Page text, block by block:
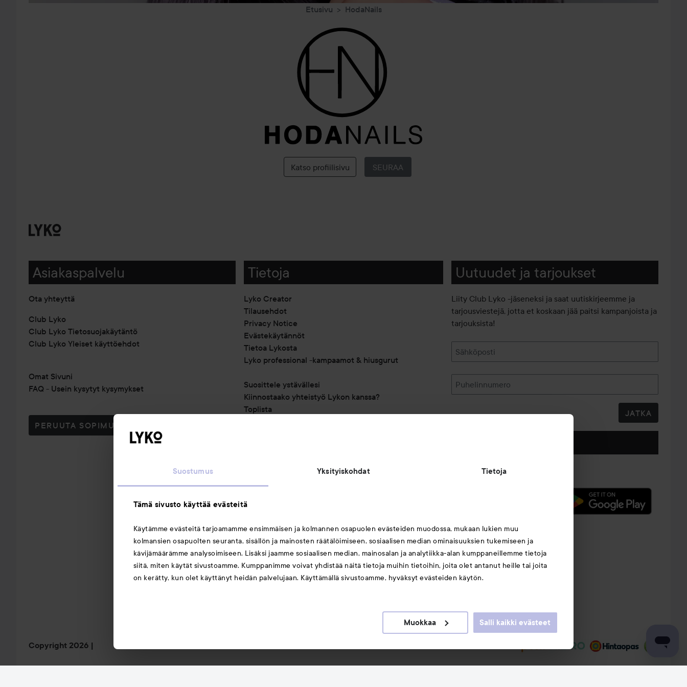
Suostumus Yksityiskohdat Tietoja
Tämä sivusto käyttää evästeitä
Käytämme evästeitä tarjoamamme ensimmäisen ja kolmannen osapuolen evästeiden muodossa, mukaan lukien muu
kolmansien osapuolten seuranta, sisällön ja mainosten räätälöimiseen, sosiaalisen median ominaisuuksien tukemiseen ja
kävijämäärämme analysoimiseen. Lisäksi jaamme sosiaalisen median, mainosalan ja analytiikka-alan kumppaneillemme tietoja
siitä, miten käytät sivustoamme. Kumppanimme voivat yhdistää näitä tietoja muihin tietoihin, joita olet antanut heille tai joita
on kerätty, kun olet käyttänyt heidän palvelujaan. Käyttämällä sivustoamme, hyväksyt evästeiden käytön.
Muokkaa Salli kaikki evästeet
Etusivu HodaNails
HodaNails
Katso profiilisivu SEURAA
Asiakaspalvelu
Ota yhteyttä
Club Lyko
Club Lyko Tietosuojakäytäntö
Club Lyko Yleiset käyttöehdot
Omat Sivuni
FAQ - Usein kysytyt kysymykset
PERUUTA SOPIMUS TÄSTÄ
Tietoja
Lyko Creator
Tilausehdot
Privacy Notice
Evästekäytännöt
Tietoa Lykosta
Lyko professional -kampaamot & hiusgurut
Suosittele ystävällesi
Kiinnostaako yhteistyö Lykon kanssa?
Toplista
Saattaisit myös tykätä
Huulet
Uutuudet ja tarjoukset
Liity Club Lyko -jäseneksi ja saat uutiskirjeemme ja
tarjousviestejä, jotta et koskaan jää paitsi kampanjoista ja
tarjouksista!
Sähköposti
Puhelinnumero
JATKA
Copyright 2026